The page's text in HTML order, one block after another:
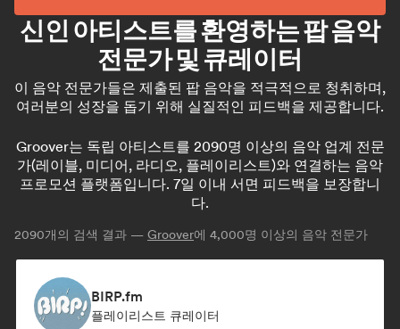
신인 아티스트를 환영하는 팝 음악
전문가 및 큐레이터
이 음악 전문가들은 제출된 팝 음악을 적극적으로 청취하며,
여러분의 성장을 돕기 위해 실질적인 피드백을 제공합니다.
Groover는 독립 아티스트를 2090명 이상의 음악 업계 전문
가(레이블, 미디어, 라디오, 플레이리스트)와 연결하는 음악
프로모션 플랫폼입니다. 7일 이내 서면 피드백을 보장합니
다.
2090개의 검색 결과 — Groover에 4,000명 이상의 음악 전문가
BIRP.fm
플레이리스트 큐레이터